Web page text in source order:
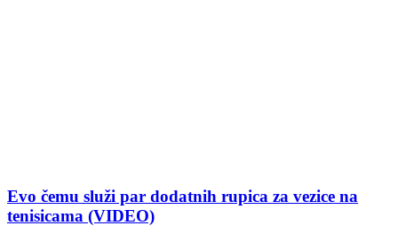
Evo čemu služi par dodatnih rupica za vezice na
tenisicama (VIDEO)